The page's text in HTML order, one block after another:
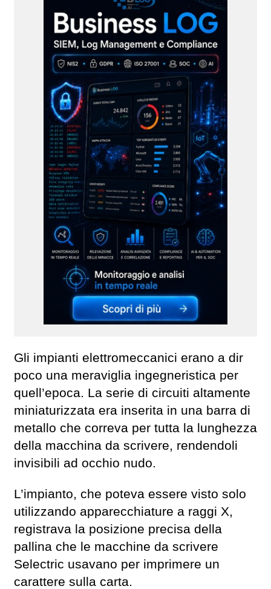
Gli impianti elettromeccanici erano a dir
poco una meraviglia ingegneristica per
quell’epoca. La serie di circuiti altamente
miniaturizzata era inserita in una barra di
metallo che correva per tutta la lunghezza
della macchina da scrivere, rendendoli
invisibili ad occhio nudo.
L’impianto, che poteva essere visto solo
utilizzando apparecchiature a raggi X,
registrava la posizione precisa della
pallina che le macchine da scrivere
Selectric usavano per imprimere un
carattere sulla carta.